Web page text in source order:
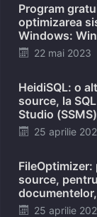
Program
optimizarea
Windows:
Posted
22 mai 2023
HeidiSQL: o
source, la
Studio (SSMS)
Posted
25 aprilie
source,
Posted
25 aprilie